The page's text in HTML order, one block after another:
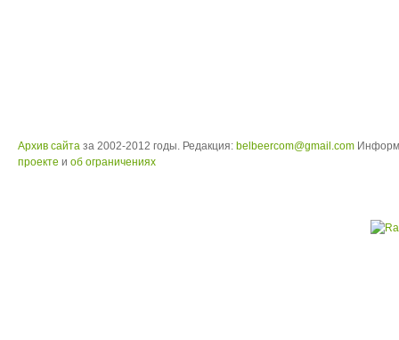
Архив сайта за 2002-2012 годы. Редакция: belbeercom@gmail.com
проекте и об ограничениях